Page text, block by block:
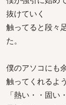
抜けていく
触ってると段々
た。
僕のアソコにも
触ってくれるよ
「熱い・・固い